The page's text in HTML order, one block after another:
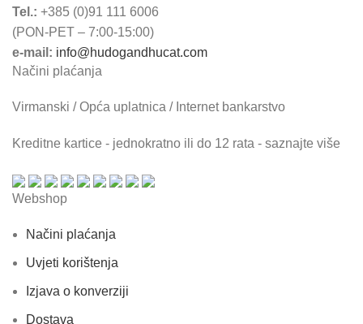
Tel.: +385 (0)91 111 6006
(PON-PET – 7:00-15:00)
e-mail: info@hudogandhucat.com
Načini plaćanja
Virmanski / Opća uplatnica / Internet bankarstvo
Kreditne kartice - jednokratno ili do 12 rata - saznajte više
Webshop
Načini plaćanja
Uvjeti korištenja
Izjava o konverziji
Dostava